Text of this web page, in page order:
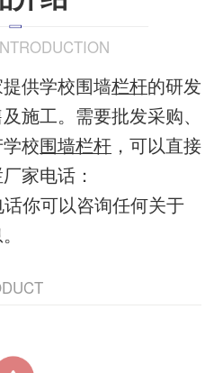
供学校围墙栏杆的研发
施工。需要批发采购、
校围墙栏杆 ，可以直接
家电话：
你可以咨询任何关于